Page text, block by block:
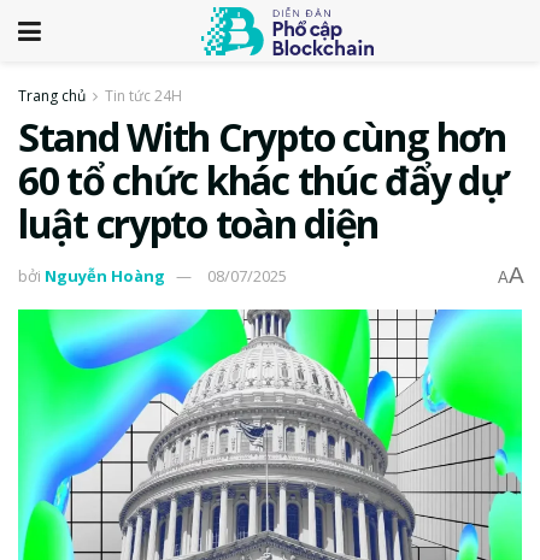
Trang chủ Tin tức 24H
Stand With Crypto cùng hơn
60 tổ chức khác thúc đẩy dự
luật crypto toàn diện
bởi Nguyễn Hoàng 08/07/2025 AA